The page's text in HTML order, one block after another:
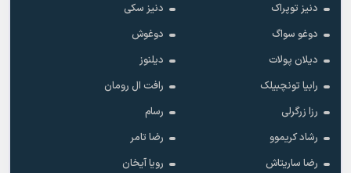
دنیز توپراک
دنیز سکی
دوغو سواگ
دوغوش
دیلان پولات
دیلنوز
رابیا تونچبیلک
رافت ال رومان
رزا زرگرلی
رسام
رشاد کریموو
رضا تامر
رضا ساریتاش
رویا آیخان